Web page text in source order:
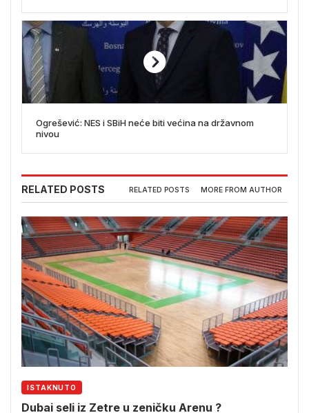
Ogrešević: NES i SBiH neće biti većina na državnom
nivou
RELATED POSTS RELATED POSTS MORE FROM AUTHOR
ISTAKNUTO
Dubai seli iz Zetre u zeničku Arenu ?